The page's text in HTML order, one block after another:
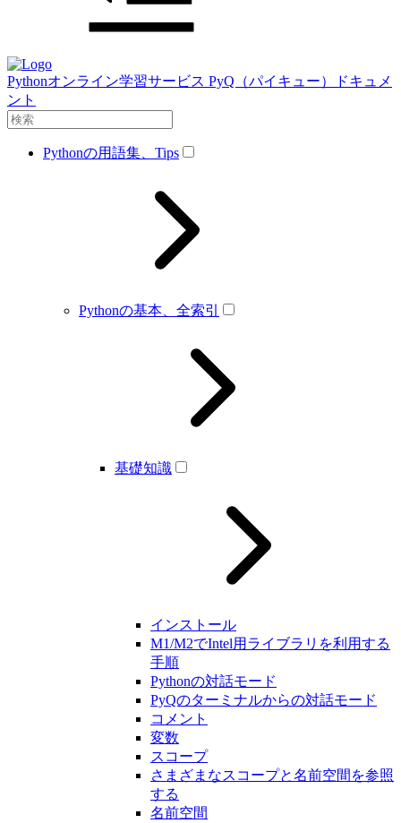
Pythonオンライン学習サービス PyQ（パイキュー）ドキュメ
ント
Pythonの用語集、Tips
Pythonの基本、全索引
基礎知識
インストール
M1/M2でIntel用ライブラリを利用する
手順
Pythonの対話モード
PyQのターミナルからの対話モード
コメント
変数
スコープ
さまざまなスコープと名前空間を参照
する
名前空間